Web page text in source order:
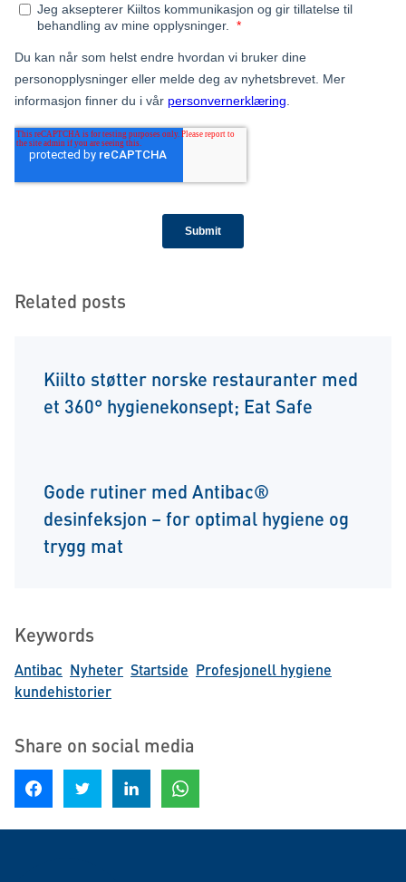
Related posts
Kiilto støtter norske restauranter med
et 360° hygienekonsept; Eat Safe
Gode rutiner med Antibac®
desinfeksjon – for optimal hygiene og
trygg mat
Keywords
Antibac Nyheter Startside Profesjonell hygiene
kundehistorier
Share on social media
Share on Facebook Share on Twitter Share on LinkedIn